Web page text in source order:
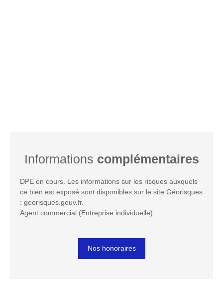
Informations complémentaires
DPE en cours. Les informations sur les risques auxquels
ce bien est exposé sont disponibles sur le site Géorisques
: georisques.gouv.fr.
Agent commercial (Entreprise individuelle)
Nos honoraires